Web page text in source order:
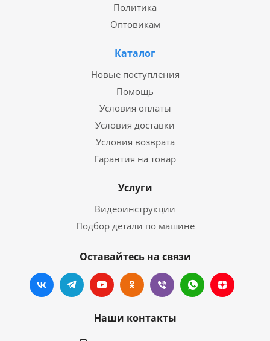
Политика
Оптовикам
Каталог
Новые поступления
Помощь
Условия оплаты
Условия доставки
Условия возврата
Гарантия на товар
Услуги
Видеоинструкции
Подбор детали по машине
Оставайтесь на связи
Наши контакты